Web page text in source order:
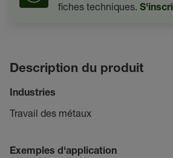
fiches techniques.
Description du produit
Industries
Travail des métaux
Exemples d'application